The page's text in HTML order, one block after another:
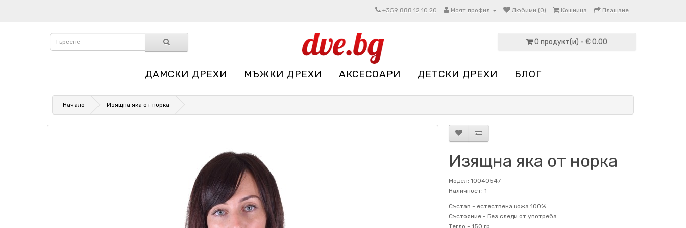
+359 888 12 10 20 Моят профил Любими (0) Кошница Плащане
0 продукт(и) - € 0.00
ДАМСКИ ДРЕХИ МЪЖКИ ДРЕХИ АКСЕСОАРИ ДЕТСКИ ДРЕХИ БЛОГ
Начало Изящна яка от норка
Изящна яка от норка
Модел: 10040547
Наличност: 1
Състав - естествена кожа 100%
Състояние - Без следи от употреба.
Тегло - 150 гр.